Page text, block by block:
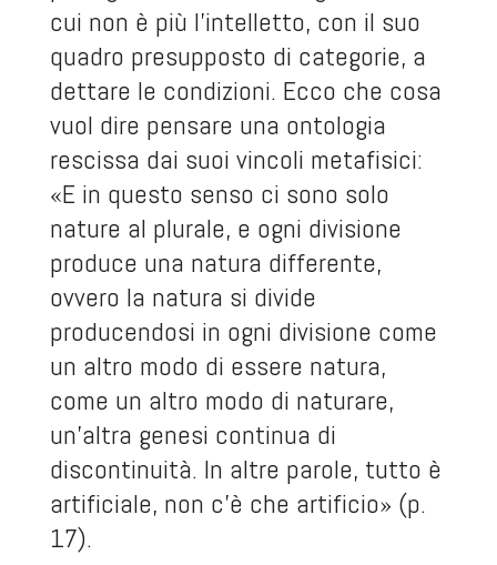
cui non è più l’intelletto, con il suo
quadro presupposto di categorie, a
dettare le condizioni. Ecco che cosa
vuol dire pensare una ontologia
rescissa dai suoi vincoli metafisici:
«E in questo senso ci sono solo
nature al plurale, e ogni divisione
produce una natura differente,
ovvero la natura si divide
producendosi in ogni divisione come
un altro modo di essere natura,
come un altro modo di naturare,
un’altra genesi continua di
discontinuità. In altre parole, tutto è
artificiale, non c’è che artificio» (p.
17).